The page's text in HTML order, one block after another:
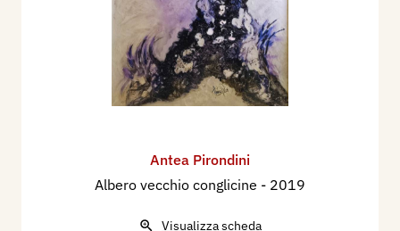
Antea Pirondini
Albero vecchio conglicine - 2019
Visualizza scheda